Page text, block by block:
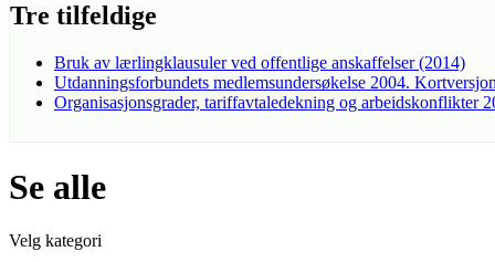
Tre tilfeldige
Bruk av lærlingklausuler ved offentlige anskaffelser (2014)
Utdanningsforbundets medlemsundersøkelse 2004.
Organisasjonsgrader, tariffavtaledekning og arbeidskonflikter
Se alle
Velg kategori